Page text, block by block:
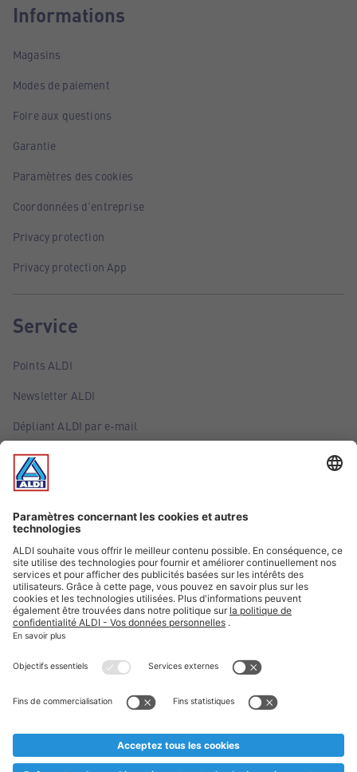
Informations
Magasins
Modes de paiement
Foire aux questions
Garantie
Paramètres des cookies
Coordonnées d'entreprise
Privacy protection
Privacy protection App
Service
Points ALDI
Newsletter ALDI
Dépliant ALDI par e-mail
Offres
Infos essentielles
Suivez ALDI Belgique
Textes marqués d'un astérisque et mentions légales
* Nous vendons ces articles temporairement et jusqu'à
au cas où, malgré le planning bien étudié, nous serions
prématurément en rupture de stock. Prix Recupel et TVA incl.
** Sur ce site, l’utilisation de la forme masculine a été adoptée